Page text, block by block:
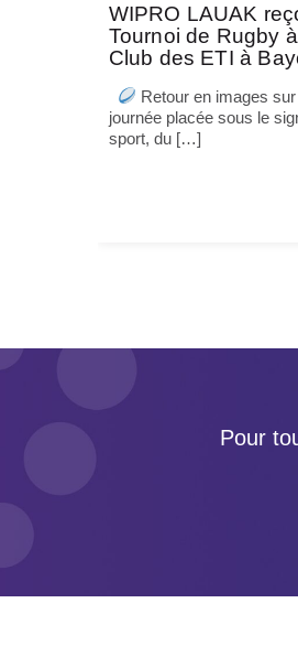
WIPRO LAUAK
Tournoi de Rugby
Club des ETI à
Retour en images
journée placée sous le
sport, du […]
Pour